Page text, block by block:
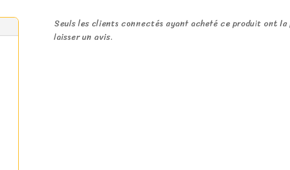
Seuls les clients connectés ayant acheté ce produit ont
laisser un avis.